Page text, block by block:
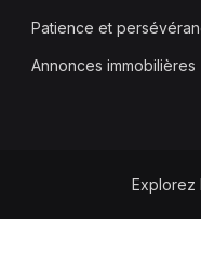
Patience et
Annonces immobilières
Explorez